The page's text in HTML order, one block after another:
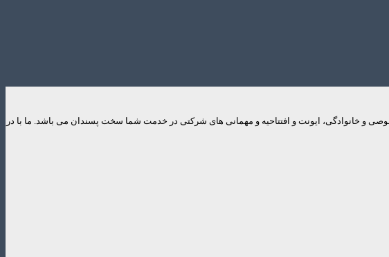
خصوصی و خانوادگی، ایونت و افتتاحیه و مهمانی های شرکتی در خدمت شما سخت پسندان می باشد. ما با در